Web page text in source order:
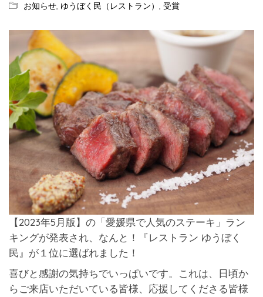
お知らせ, ゆうぼく民（レストラン） , 受賞
【2023年5月版】の「愛媛県で人気のステーキ」ラン
キングが発表され、なんと！『レストラン ゆうぼく
民』が１位に選ばれました！
喜びと感謝の気持ちでいっぱいです。これは、日頃か
らご来店いただいている皆様、応援してくださる皆様